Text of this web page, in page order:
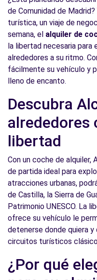
Av. de la Reguera
Mostoles, 28935
Ver agencia
Free2Move Rent -
Leganés (O)
Avda Carlos Sainz 43-
Leganés, 28914
Ver agencia
Free2Move Rent -
Leganés (C)
Calle Delco
Leganés, 28914
Ver agencia
Leganés (D)
Avenida Carlos Sainz
de Comunidad de
turística, un viaje de
semana, el alquiler de
la libertad necesaria para
alrededores a su ritmo.
fácilmente su vehículo y
lleno de encanto.
Descubra
alrededores
libertad
Con un coche de
de partida ideal para
atracciones urbanas,
de Castilla, la Sierra de
Patrimonio UNESCO. La
ofrece su vehículo le
detenerse donde quiera
circuitos turísticos
¿Por qué